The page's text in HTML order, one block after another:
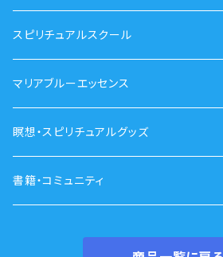
スピリチュアルスクール
マリアブルーエッセンス
瞑想・スピリチュアルグッズ
書籍・コミュニティ